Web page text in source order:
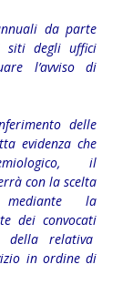
da parte
siti degli uffici
l’avviso di
delle
evidenza che
il
con la scelta
mediante la
dei convocati
della relativa
in ordine di